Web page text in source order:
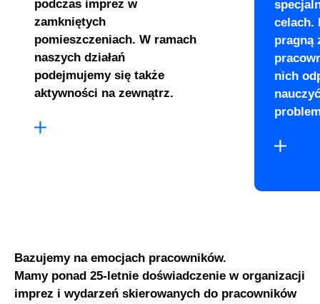
podczas imprez w
zamkniętych
pomieszczeniach. W ramach
naszych działań
podejmujemy się także
aktywności na zewnątrz.
celach.
pragną
nich
Bazujemy na emocjach pracowników.
Mamy ponad 25-letnie doświadczenie w organizacji
imprez i wydarzeń skierowanych do pracowników